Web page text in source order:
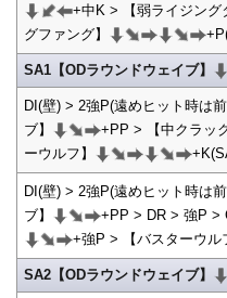
+中K > 【弱ライジング
グファング】
SA1【ODラウンドウェイブ】
DI(壁) > 2強P(遠めヒット時は
ブ】
+PP > 【中クラッ
ーウルフ】
DI(壁) > 2強P(遠めヒット時は
ブ】
+PP > DR > 強P >
+強P > 【バスターウル
SA2【ODラウンドウェイブ】